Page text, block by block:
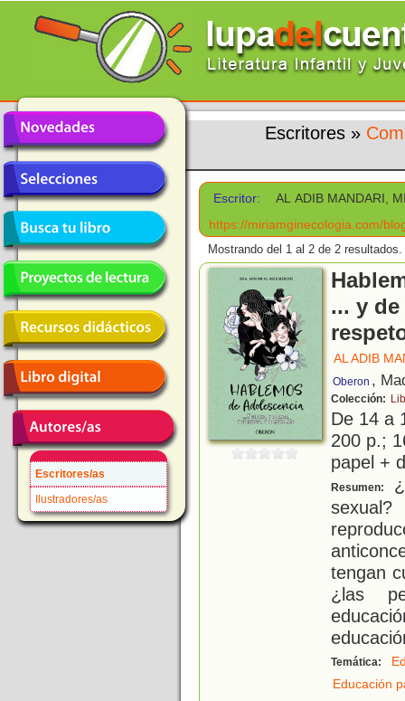
Escritores/as
Ilustradores/as
Escritores »
Escritor:
AL ADIB MANDARI,
https://miriamginecologia.com/
Mostrando del 1 al 2 de 2 resultados.
... y
AL ADIB
Oberon ,
Colección:
De 14 a
200 p.;
papel +
Resumen:
tengan
¿las
Temática:
Educación